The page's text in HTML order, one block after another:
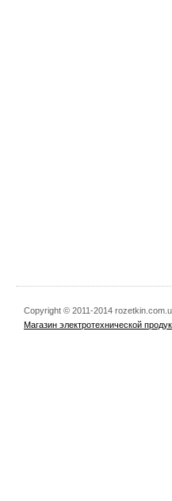
Copyright © 2011-2014
Магазин электротехнической